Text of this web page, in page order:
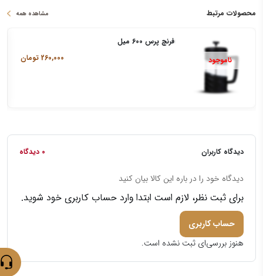
محصولات مرتبط مشاهده همه
فرنچ پرس 600 میل
260,000 تومان
دیدگاه کاربران 0 دیدگاه
دیدگاه خود را در باره این کالا بیان کنید
برای ثبت نظر، لازم است ابتدا وارد حساب کاربری خود شوید.
حساب کاربری
هنوز بررسی‌ای ثبت نشده است.